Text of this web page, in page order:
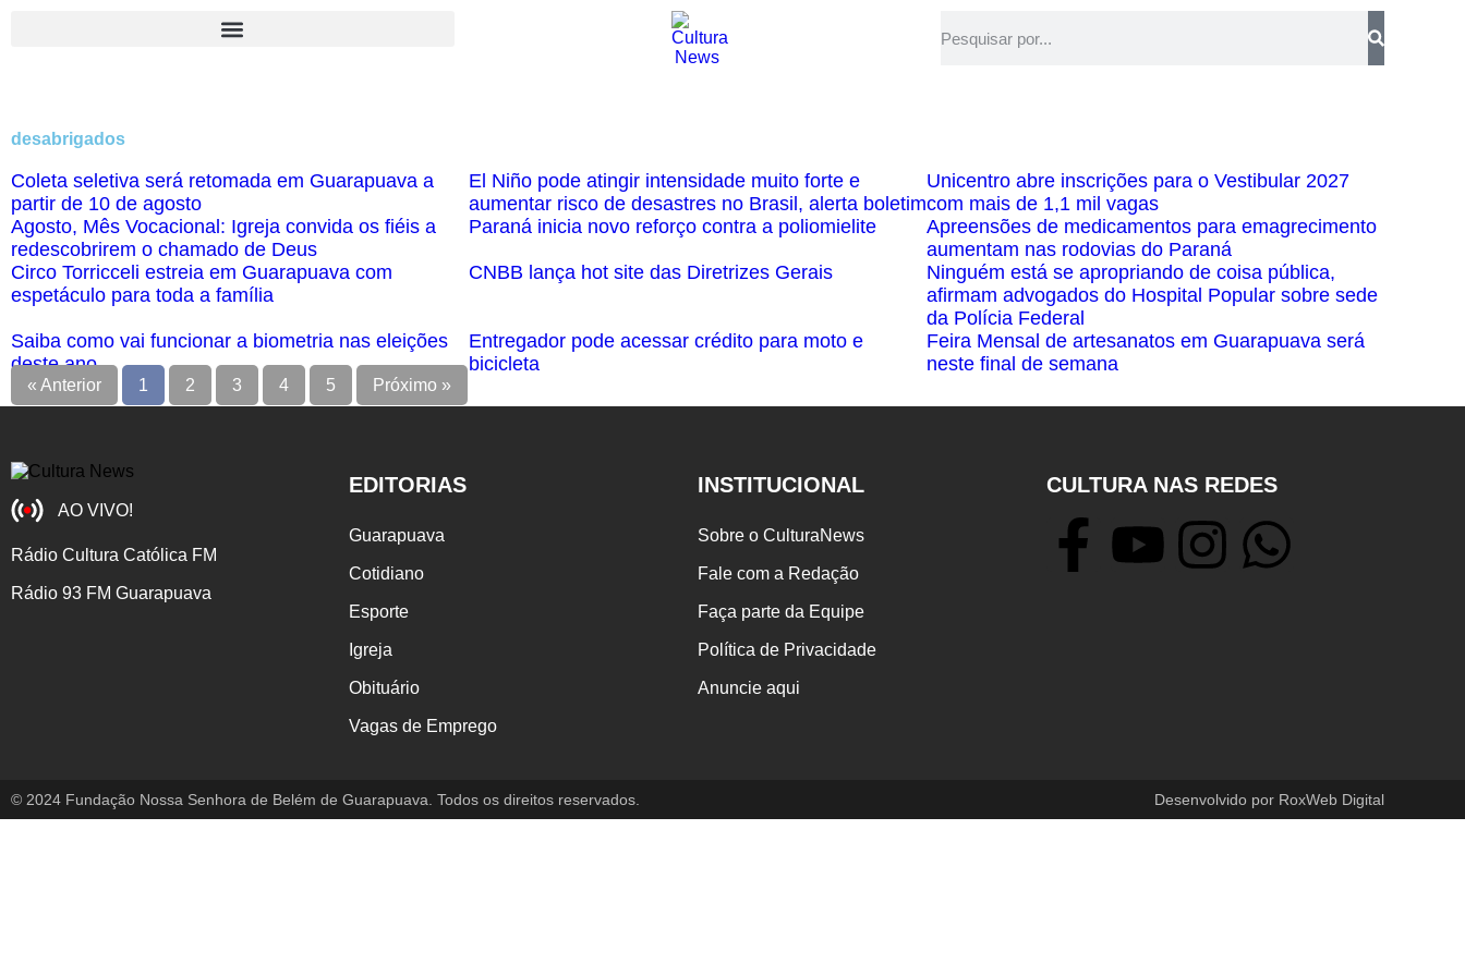
desabrigados
Coleta seletiva será retomada em Guarapuava a
partir de 10 de agosto
El Niño pode atingir intensidade muito forte e
aumentar risco de desastres no Brasil, alerta boletim
Unicentro abre inscrições para o Vestibular 2027
com mais de 1,1 mil vagas
Agosto, Mês Vocacional: Igreja convida os fiéis a
redescobrirem o chamado de Deus
Paraná inicia novo reforço contra a poliomielite
Apreensões de medicamentos para emagrecimento
aumentam nas rodovias do Paraná
Circo Torricceli estreia em Guarapuava com
espetáculo para toda a família
CNBB lança hot site das Diretrizes Gerais
Ninguém está se apropriando de coisa pública,
afirmam advogados do Hospital Popular sobre sede
da Polícia Federal
Saiba como vai funcionar a biometria nas eleições
deste ano
Entregador pode acessar crédito para moto e
bicicleta
Feira Mensal de artesanatos em Guarapuava será
neste final de semana
« Anterior 1 2 3 4 5 Próximo »
AO VIVO!
Rádio Cultura Católica FM
Rádio 93 FM Guarapuava
EDITORIAS
Guarapuava
Cotidiano
Esporte
Igreja
Obituário
Vagas de Emprego
INSTITUCIONAL
Sobre o CulturaNews
Fale com a Redação
Faça parte da Equipe
Política de Privacidade
Anuncie aqui
CULTURA NAS REDES
© 2024 Fundação Nossa Senhora de Belém de Guarapuava. Todos os direitos reservados. Desenvolvido por RoxWeb Digital